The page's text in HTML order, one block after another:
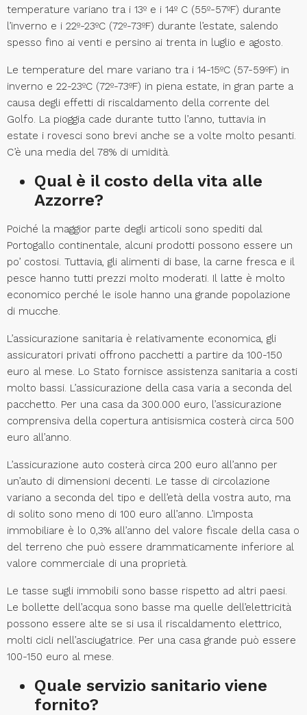
temperature variano tra i 13º e i 14º C (55º-57ºF) durante
l’inverno e i 22º-23ºC (72º-73ºF) durante l’estate, salendo
spesso fino ai venti e persino ai trenta in luglio e agosto.
Le temperature del mare variano tra i 14-15ºC (57-59ºF) in
inverno e 22-23ºC (72º-73ºF) in piena estate, in gran parte a
causa degli effetti di riscaldamento della corrente del
Golfo. La pioggia cade durante tutto l’anno, tuttavia in
estate i rovesci sono brevi anche se a volte molto pesanti.
C’è una media del 78% di umidità.
Qual è il costo della vita alle
Azzorre?
Poiché la maggior parte degli articoli sono spediti dal
Portogallo continentale, alcuni prodotti possono essere un
po’ costosi. Tuttavia, gli alimenti di base, la carne fresca e il
pesce hanno tutti prezzi molto moderati. Il latte è molto
economico perché le isole hanno una grande popolazione
di mucche.
L’assicurazione sanitaria è relativamente economica, gli
assicuratori privati offrono pacchetti a partire da 100-150
euro al mese. Lo Stato fornisce assistenza sanitaria a costi
molto bassi. L’assicurazione della casa varia a seconda del
pacchetto. Per una casa da 300.000 euro, l’assicurazione
comprensiva della copertura antisismica costerà circa 500
euro all’anno.
L’assicurazione auto costerà circa 200 euro all’anno per
un’auto di dimensioni decenti. Le tasse di circolazione
variano a seconda del tipo e dell’età della vostra auto, ma
di solito sono meno di 100 euro all’anno. L’imposta
immobiliare è lo 0,3% all’anno del valore fiscale della casa o
del terreno che può essere drammaticamente inferiore al
valore commerciale di una proprietà.
Le tasse sugli immobili sono basse rispetto ad altri paesi.
Le bollette dell’acqua sono basse ma quelle dell’elettricità
possono essere alte se si usa il riscaldamento elettrico,
molti cicli nell’asciugatrice. Per una casa grande può essere
100-150 euro al mese.
Quale servizio sanitario viene
fornito?